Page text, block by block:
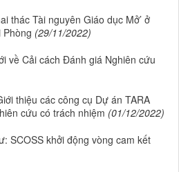
thác Tài nguyên Giáo dục Mở’ ở
(29/11/2022)
về Cải cách Đánh giá Nghiên cứu
thiệu các công cụ Dự án TARA
cứu có trách nhiệm (01/12/2022)
SCOSS khởi động vòng cam kết